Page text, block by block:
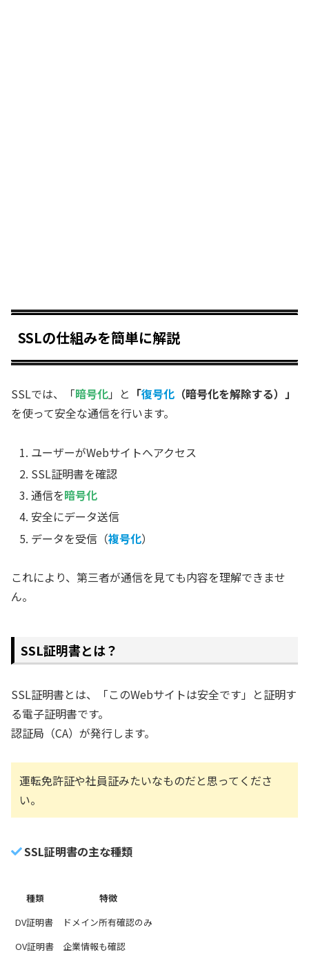
SSLの仕組みを簡単に解説
SSLでは、「暗号化」と 「復号化 （暗号化を解除する）」
を使って安全な通信を行います。
ユーザーがWebサイトへアクセス
SSL証明書を確認
通信を暗号化
安全にデータ送信
データを受信（複号化）
これにより、第三者が通信を見ても内容を理解できませ
ん。
SSL証明書とは？
SSL証明書とは、「このWebサイトは安全です」と証明す
る電子証明書です。
認証局（CA）が発行します。
運転免許証や社員証みたいなものだと思ってくださ
い。
SSL証明書の主な種類
種類
特徴
DV証明書
ドメイン所有確認のみ
OV証明書
企業情報も確認